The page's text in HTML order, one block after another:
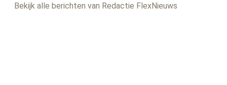
Bekijk alle berichten van Redactie FlexNieuws